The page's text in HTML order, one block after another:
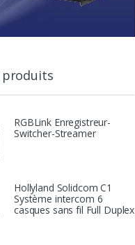
produits
RGBLink Enregistreur-
Switcher-Streamer
Hollyland Solidcom C1
Système intercom 6
casques sans fil Full Duplex